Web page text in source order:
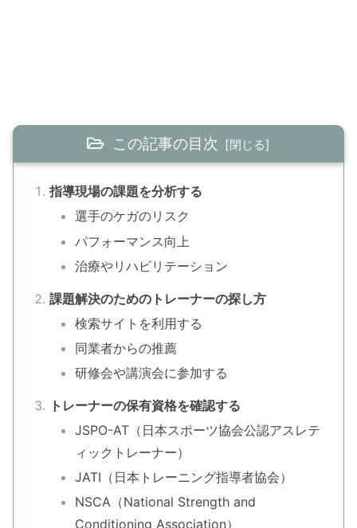
この記事の目次
指導現場の課題を分析する
選手のケガのリスク
パフォーマンス向上
治療やリハビリテーション
課題解決のためのトレーナーの探し方
検索サイトを利用する
同業者からの推薦
研修会や講演会に参加する
トレーナーの保有資格を確認する
JSPO-AT（日本スポーツ協会公認アスレテ
ィックトレーナー）
JATI（日本トレーニング指導者協会）
NSCA（National Strength and
Conditioning Association）